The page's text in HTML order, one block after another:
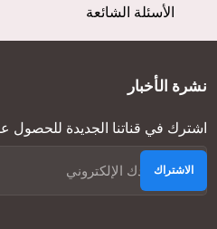
الأسئلة الشائعة
نشرة الأخبار
اشترك في قناتنا الجديدة للحصول
الاشتراك